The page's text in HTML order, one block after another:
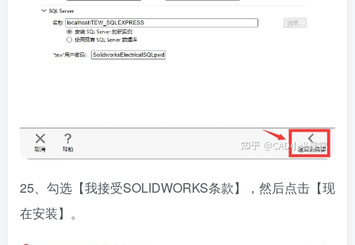
25、勾选【我接受SOLIDWORKS条款】，然后点击【现
在安装】。